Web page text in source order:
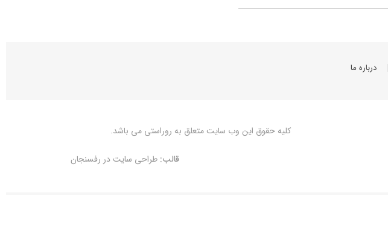
درباره ما
کلیه حقوق این وب سایت متعلق به روراستی می باشد.
قالب: طراحی سایت در رفسنجان